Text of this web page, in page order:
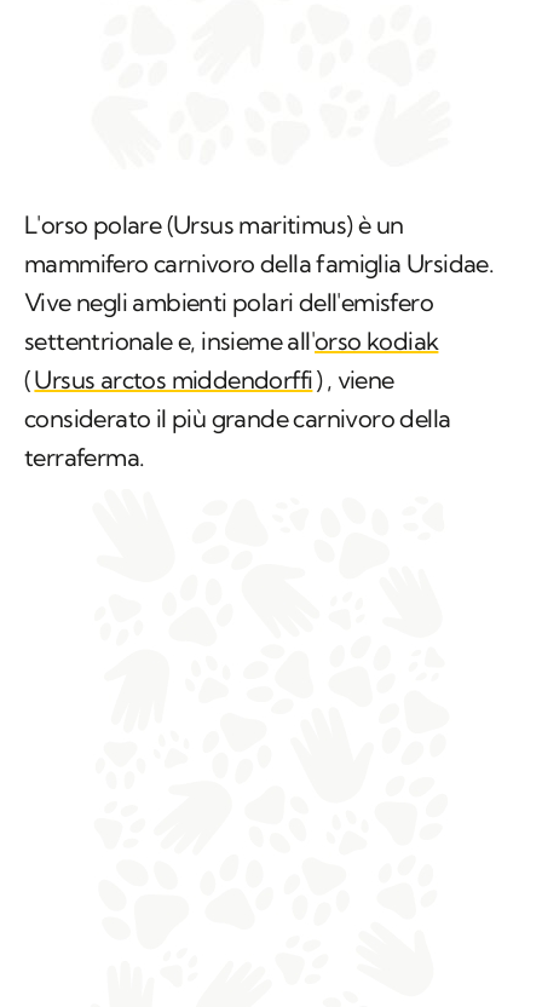
L'orso polare (Ursus maritimus) è un
mammifero carnivoro della famiglia Ursidae.
Vive negli ambienti polari dell'emisfero
settentrionale e, insieme all'orso kodiak
(Ursus arctos middendorffi), viene
considerato il più grande carnivoro della
terraferma.